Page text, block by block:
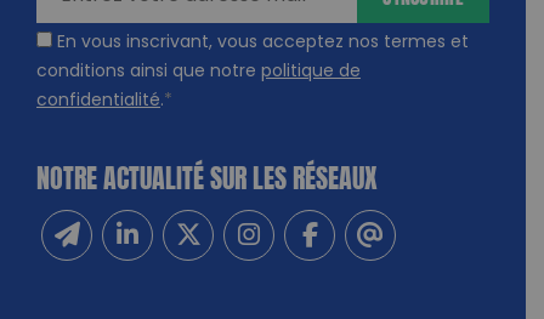
En vous inscrivant, vous acceptez nos termes et
conditions ainsi que notre politique de
confidentialité.*
NOTRE ACTUALITÉ SUR LES RÉSEAUX